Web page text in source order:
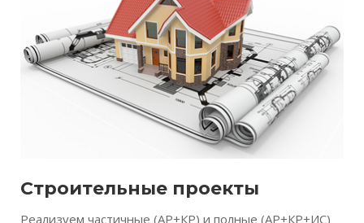
Строительные проекты
Реализуем частичные (АР+КР) и полные (АР+КР+ИС)